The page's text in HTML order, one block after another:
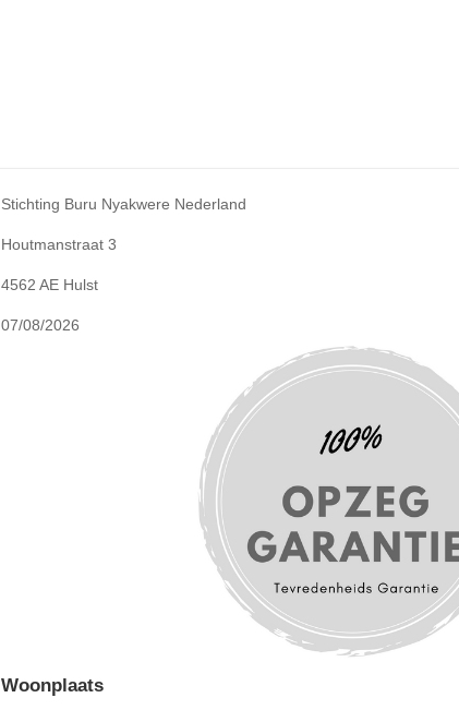
Stichting Buru Nyakwere Nederland
Houtmanstraat 3
4562 AE Hulst
07/08/2026
Woonplaats